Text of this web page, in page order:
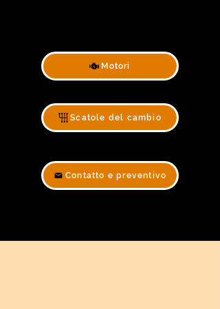
Motori
Scatole del cambio
Contatto e preventivo